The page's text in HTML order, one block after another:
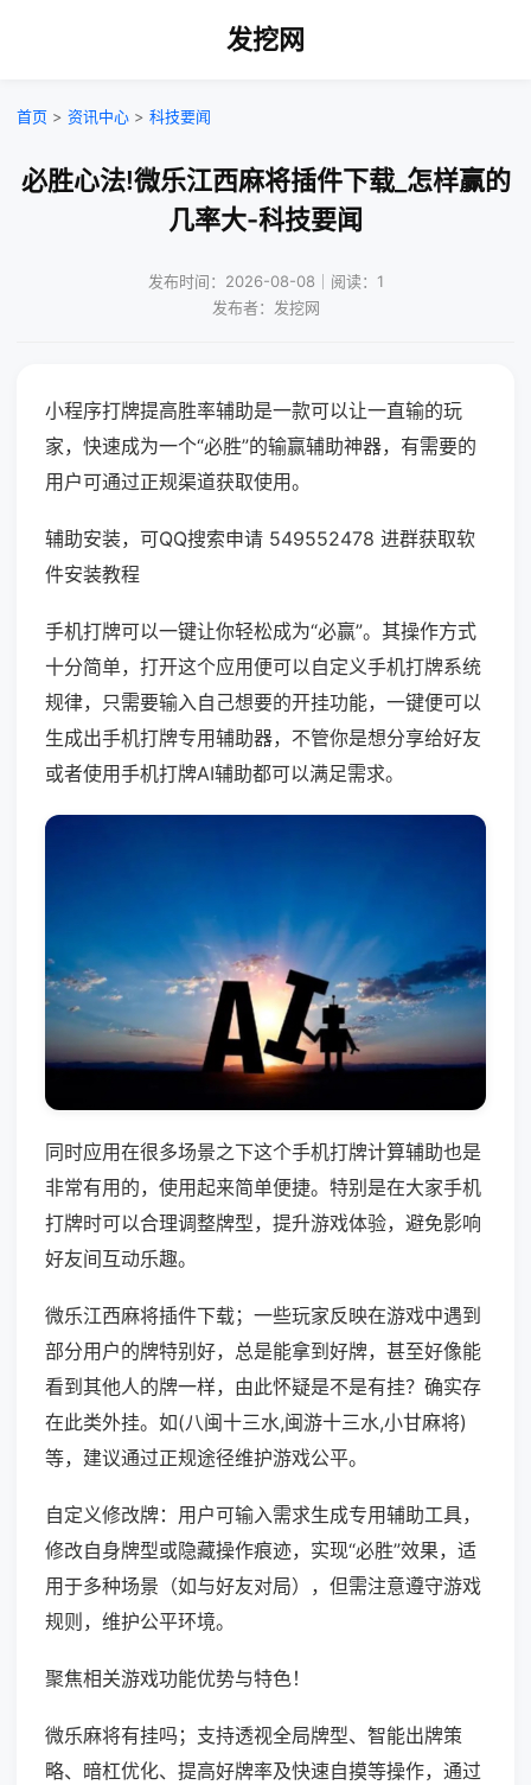
发挖网
首页 > 资讯中心 > 科技要闻
必胜心法!微乐江西麻将插件下载_怎样赢的
几率大-科技要闻
发布时间：2026-08-08｜阅读：1
发布者：发挖网
小程序打牌提高胜率辅助是一款可以让一直输的玩
家，快速成为一个“必胜”的输赢辅助神器，有需要的
用户可通过正规渠道获取使用。
辅助安装，可QQ搜索申请 549552478 进群获取软
件安装教程
手机打牌可以一键让你轻松成为“必赢”。其操作方式
十分简单，打开这个应用便可以自定义手机打牌系统
规律，只需要输入自己想要的开挂功能，一键便可以
生成出手机打牌专用辅助器，不管你是想分享给好友
或者使用手机打牌AI辅助都可以满足需求。
同时应用在很多场景之下这个手机打牌计算辅助也是
非常有用的，使用起来简单便捷。特别是在大家手机
打牌时可以合理调整牌型，提升游戏体验，避免影响
好友间互动乐趣。
微乐江西麻将插件下载；一些玩家反映在游戏中遇到
部分用户的牌特别好，总是能拿到好牌，甚至好像能
看到其他人的牌一样，由此怀疑是不是有挂？确实存
在此类外挂。如(八闽十三水,闽游十三水,小甘麻将)
等，建议通过正规途径维护游戏公平。
自定义修改牌：用户可输入需求生成专用辅助工具，
修改自身牌型或隐藏操作痕迹，实现“必胜”效果，适
用于多种场景（如与好友对局），但需注意遵守游戏
规则，维护公平环境。
聚焦相关游戏功能优势与特色！
微乐麻将有挂吗；支持透视全局牌型、智能出牌策
略、暗杠优化、提高好牌率及快速自摸等操作，通过